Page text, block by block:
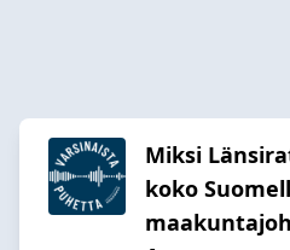
Miksi
koko